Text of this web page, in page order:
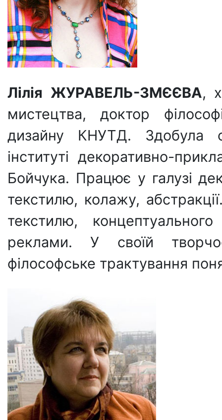
Лілія ЖУРАВЕЛЬ-ЗМЄЄВА,
мистецтва, доктор
дизайну КНУТД. Здобула
інституті декоративно-
Бойчука. Працює у галузі
текстилю, колажу,
текстилю,
реклами. У своїй
філософське трактування